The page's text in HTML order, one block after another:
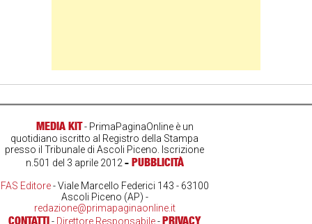
MEDIA KIT- PrimaPaginaOnline è un
quotidiano iscritto al Registro della Stampa
presso il Tribunale di Ascoli Piceno. Iscrizione
n.501 del 3 aprile 2012- PUBBLICITÀ
FAS Editore- Viale Marcello Federici 143 - 63100
Ascoli Piceno (AP) -
redazione@primapaginaonline.it
CONTATTI- Direttore Responsabile-PRIVACY